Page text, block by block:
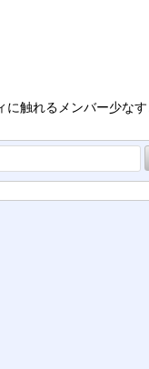
に触れるメンバー少な